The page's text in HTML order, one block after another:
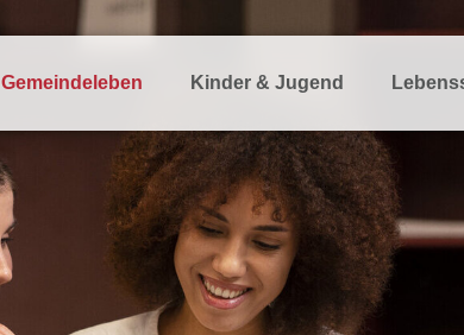
Gemeindeleben Kinder & Jugend